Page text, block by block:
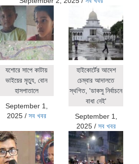
যশোরে সাপে কাটায়
ভাইয়ের মৃত্যু, বোন
হাসপাতালে
September 1,
2025/ সব খবর
হাইকোর্টের আদেশ
চেম্বার আদালতে
স্থগিত, 'ডাকসু নির্বাচনে
বাধা নেই'
September 1,
2025/ সব খবর